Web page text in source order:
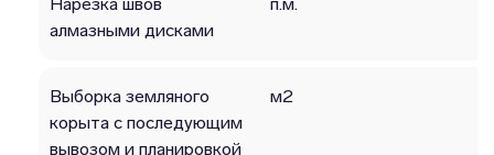
Нарезка швов
алмазными дисками
п.м.
Выборка земляного
корыта с последующим
вывозом и планировкой
м2